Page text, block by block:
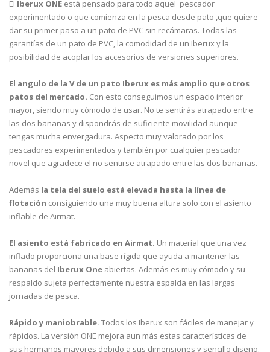
El Iberux ONE está pensado para todo aquel pescador
experimentado o que comienza en la pesca desde pato ,que quiere
dar su primer paso a un pato de PVC sin recámaras. Todas las
garantías de un pato de PVC, la comodidad de un Iberux y la
posibilidad de acoplar los accesorios de versiones superiores.
El angulo de la V de un pato Iberux es más amplio que otros
patos del mercado. Con esto conseguimos un espacio interior
mayor, siendo muy cómodo de usar. No te sentirás atrapado entre
las dos bananas y dispondrás de suficiente movilidad aunque
tengas mucha envergadura. Aspecto muy valorado por los
pescadores experimentados y también por cualquier pescador
novel que agradece el no sentirse atrapado entre las dos bananas.
Además la tela del suelo está elevada hasta la línea de
flotación consiguiendo una muy buena altura solo con el asiento
inflable de Airmat.
El asiento está fabricado en Airmat. Un material que una vez
inflado proporciona una base rígida que ayuda a mantener las
bananas del Iberux One abiertas. Además es muy cómodo y su
respaldo sujeta perfectamente nuestra espalda en las largas
jornadas de pesca.
Rápido y maniobrable. Todos los Iberux son fáciles de manejar y
rápidos. La versión ONE mejora aun más estas características de
sus hermanos mayores debido a sus dimensiones y sencillo diseño.